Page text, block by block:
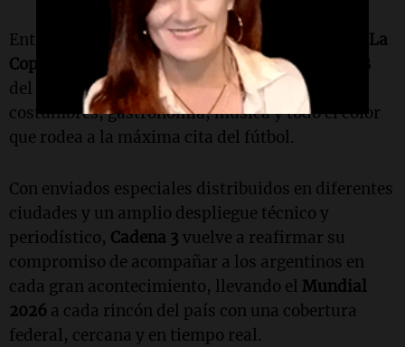
Entre las propuestas destacadas se encuentra
"La
Copa del Hincha", el ciclo que muestra el lado B
del
Mundialcon historias de fanáticos,
costumbres, gastronomía, música y todo el color
que rodea a la máxima cita del fútbol.
Con enviados especiales distribuidos en diferentes
ciudades y un amplio despliegue técnico y
periodístico, Cadena 3 vuelve a reafirmar su
compromiso de acompañar a los argentinos en
cada gran acontecimiento, llevando el Mundial
2026 a cada rincón del país con una cobertura
federal, cercana y en tiempo real.